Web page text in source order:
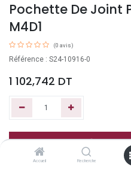
Accueil Recherche
Pochette De Joint
M4D1
(0 avis)
Référence : S24-10916-0
1 102,742 DT